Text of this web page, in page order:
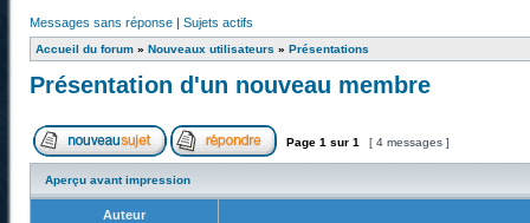
Messages sans réponse | Sujets actifs
Accueil du forum » Nouveaux utilisateurs » Présentations
Présentation d'un nouveau membre
Page 1 sur 1 [ 4 messages ]
Aperçu avant impression
Auteur